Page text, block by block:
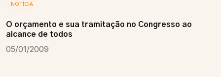
NOTÍCIA
O orçamento e sua tramitação no Congresso ao
alcance de todos
05/01/2009